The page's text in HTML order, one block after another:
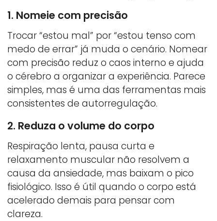
1. Nomeie com precisão
Trocar “estou mal” por “estou tenso com
medo de errar” já muda o cenário. Nomear
com precisão reduz o caos interno e ajuda
o cérebro a organizar a experiência. Parece
simples, mas é uma das ferramentas mais
consistentes de autorregulação.
2. Reduza o volume do corpo
Respiração lenta, pausa curta e
relaxamento muscular não resolvem a
causa da ansiedade, mas baixam o pico
fisiológico. Isso é útil quando o corpo está
acelerado demais para pensar com
clareza.